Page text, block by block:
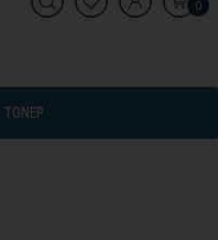
0
ΤΌΝΕΡ